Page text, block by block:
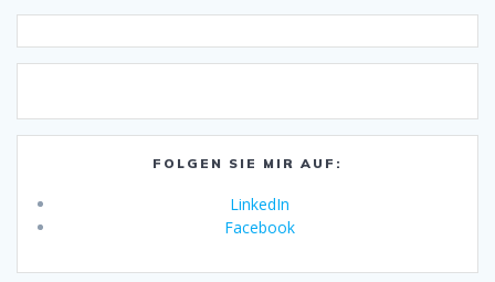
FOLGEN SIE MIR AUF:
LinkedIn
Facebook